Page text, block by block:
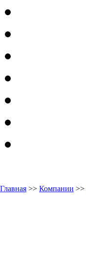
Главная >> Компании >>